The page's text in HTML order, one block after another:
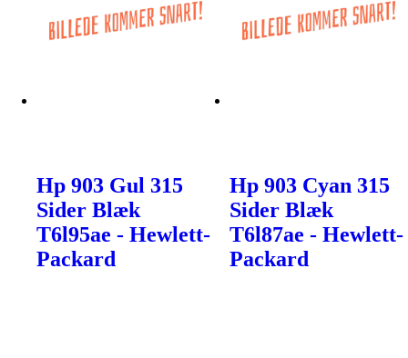
Hp 903 Gul 315
Sider Blæk
T6l95ae - Hewlett-
Packard
Hp 903 Cyan 315
Sider Blæk
T6l87ae - Hewlett-
Packard